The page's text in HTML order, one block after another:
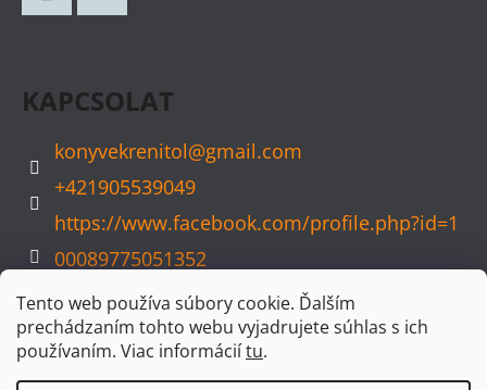
Tento web používa súbory cookie. Ďalším
prechádzaním tohto webu vyjadrujete súhlas s ich
používaním. Viac informáciítu.
KAPCSOLAT
konyvekrenitol@gmail.com
+421905539049
https://www.facebook.com/profile.php?id=1
00089775051352
konyvvarazs